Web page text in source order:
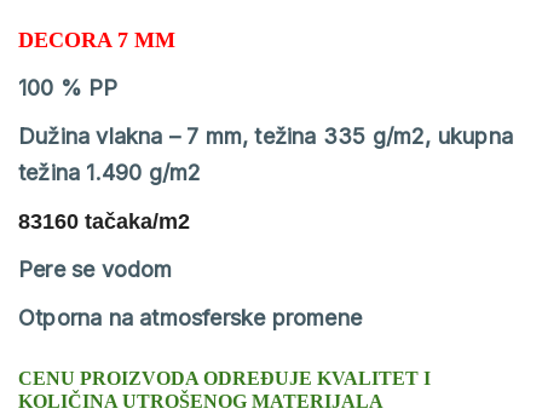
DECORA 7 MM
100 % PP
Dužina vlakna – 7 mm, težina 335 g/m2, ukupna
težina 1.490 g/m2
83160 tačaka/m2
Pere se vodom
Otporna na atmosferske promene
CENU PROIZVODA ODREĐUJE KVALITET I
KOLIČINA UTROŠENOG MATERIJALA